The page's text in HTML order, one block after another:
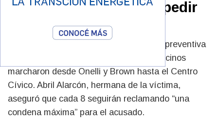
volvió a marchar para pedir
justicia en Bariloche
Tras conocerse la prórroga de la prisión preventiva
de Rodrigo Borg, familiares, amigos y vecinos
marcharon desde Onelli y Brown hasta el Centro
Cívico. Abril Alarcón, hermana de la víctima,
aseguró que cada 8 seguirán reclamando “una
condena máxima” para el acusado.